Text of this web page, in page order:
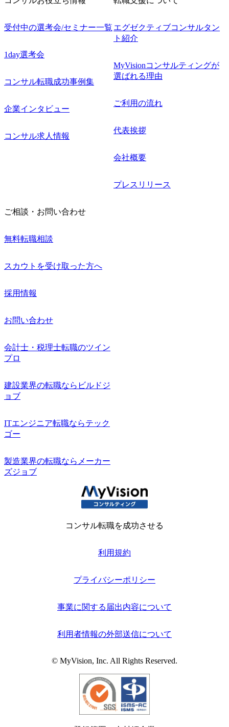
受付中の選考会/セミナー一覧
1day選考会
コンサル転職成功事例集
企業インタビュー
コンサル求人情報
エグゼクティブコンサルタン
ト紹介
MyVisionコンサルティングが
選ばれる理由
ご利用の流れ
代表挨拶
会社概要
プレスリリース
ご相談・お問い合わせ
無料転職相談
スカウトを受け取った方へ
採用情報
お問い合わせ
会計士・税理士転職のツイン
プロ
建設業界の転職ならビルドジ
ョブ
ITエンジニア転職ならテック
ゴー
製造業界の転職ならメーカー
ズジョブ
コンサル転職を成功させる
利用規約
プライバシーポリシー
事業に関する届出内容について
利用者情報の外部送信について
© MyVision, Inc. All Rights Reserved.